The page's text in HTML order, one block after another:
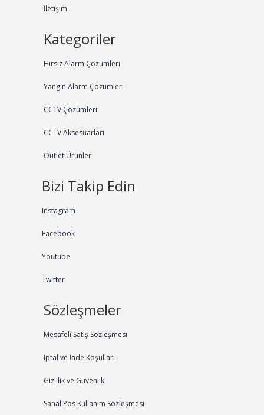
İletişim
Kategoriler
Hırsız Alarm Çözümleri
Yangın Alarm Çözümleri
CCTV Çözümleri
CCTV Aksesuarları
Outlet Ürünler
Bizi Takip Edin
Instagram
Facebook
Youtube
Twitter
Sözleşmeler
Mesafeli Satış Sözleşmesi
İptal ve İade Koşulları
Gizlilik ve Güvenlik
Sanal Pos Kullanım Sözleşmesi